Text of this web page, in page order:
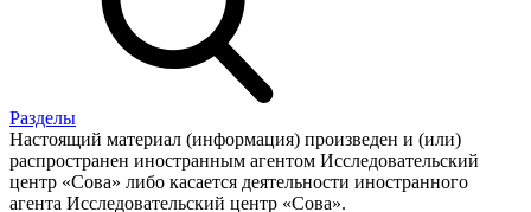
Разделы
Настоящий материал (информация) произведен и (или)
распространен иностранным агентом Исследовательский
центр «Сова» либо касается деятельности иностранного
агента Исследовательский центр «Сова».